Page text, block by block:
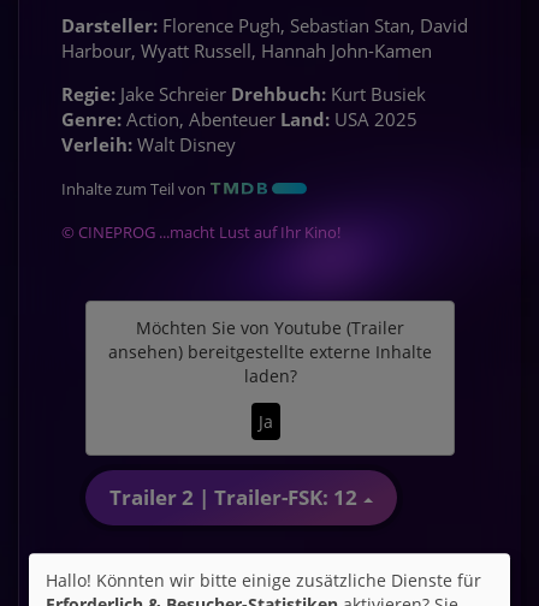
Darsteller: Florence Pugh, Sebastian Stan, David
Harbour, Wyatt Russell, Hannah John-Kamen
Regie: Jake Schreier Drehbuch: Kurt Busiek
Genre: Action, Abenteuer Land: USA 2025
Verleih: Walt Disney
Inhalte zum Teil von
© CINEPROG ...macht Lust auf Ihr Kino!
Möchten Sie von Youtube (Trailer
ansehen) bereitgestellte externe Inhalte
laden?
Ja
Trailer 2 | Trailer-FSK: 12
Hallo! Könnten wir bitte einige zusätzliche Dienste für